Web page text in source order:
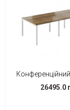
26495.0